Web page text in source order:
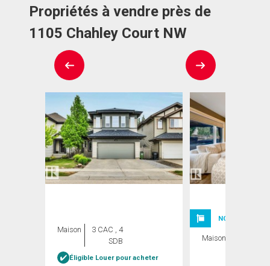
Propriétés à vendre près de
1105 Chahley Court NW
Maison
3 CAC , 4
SDB
Éligible Louer pour acheter
NOUVELLE
Maison